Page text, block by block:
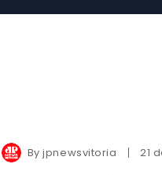
Byjpnewsvitoria 21